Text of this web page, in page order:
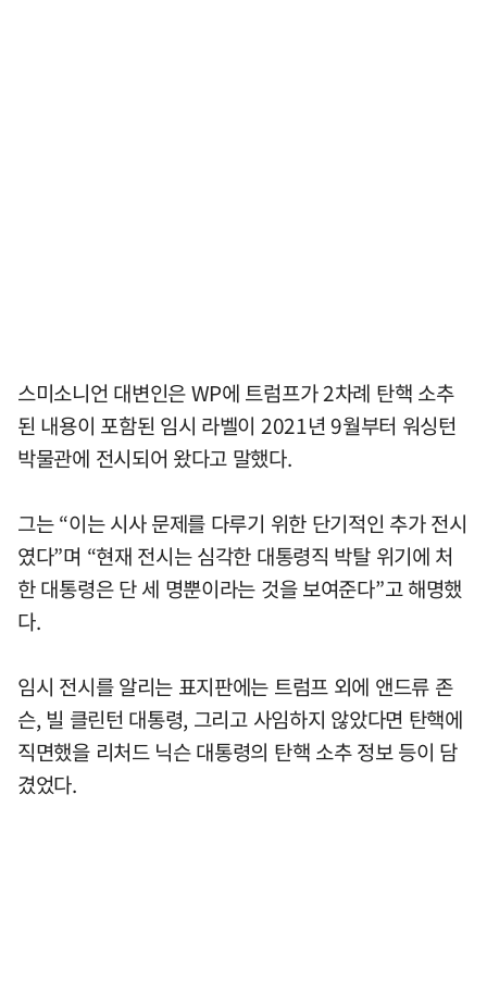
스미소니언 대변인은 WP에 트럼프가 2차례 탄핵 소추
된 내용이 포함된 임시 라벨이 2021년 9월부터 워싱턴
박물관에 전시되어 왔다고 말했다.
그는 “이는 시사 문제를 다루기 위한 단기적인 추가 전시
였다”며 “현재 전시는 심각한 대통령직 박탈 위기에 처
한 대통령은 단 세 명뿐이라는 것을 보여준다”고 해명했
다.
임시 전시를 알리는 표지판에는 트럼프 외에 앤드류 존
슨, 빌 클린턴 대통령, 그리고 사임하지 않았다면 탄핵에
직면했을 리처드 닉슨 대통령의 탄핵 소추 정보 등이 담
겼었다.